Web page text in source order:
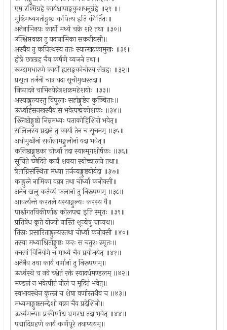
एष रश्मिग्रहे कार्यश्चापाङ्कुशधनुर्ग्रहे ॥२९ ॥।
मुष्टिमध्यगतोङ्गुष्ठः कपित्थ इति कीर्तितः॥
अनेनाभिनयः कार्यो मध्ये चक्रे शरे तथा ॥३०॥
उत्क्षिप्तवक्रा तु यदानामिका सकनीयसी॥
अस्यैव तु कपित्थस्य ततः स्यात्खटकामुखः ॥३१॥
होत्रे छत्रग्रह चैव कर्षणे व्यजने तथा॥
स्रग्दामधारणे कार्यो ह्यसङ्कोचोस्य संग्रहः ॥३२॥
प्रसृता तर्जनी चात्र यदा सूचीमुखस्तदा॥
निष्पादने चाभिनयेन्नेत्रशक्रमहेशयोः ॥३३॥
अस्याङ्गुल्यस्तु विपुलाः सहांङ्गुष्ठेन कुञ्चिताः॥
ऊर्ध्वाहंसनखस्यैव स भवेत्पद्मकोशकः ॥३४॥
श्लिष्टोङ्गुष्ठो निम्नमध्यः पताकोहिशिरो भवेत्॥
सलिलस्य प्रदाने तु कार्या तेन च सूचनम् ॥३५॥
अधोमुखीनां सर्वासामङ्गुलीनां यदा भवेत्॥
कनिष्ठाङ्गुष्ठका चोर्ध्वा तदा स्यान्मृगशीर्षकः ॥३६॥
सूचिते च्छेदिते कार्यं शक्या स्वोच्चालने तथा॥
त्रेताग्निसंस्थिता मध्या तर्जन्यङ्गुष्ठयोर्यदा ॥३७॥
काङ्गुले नामिका वक्रा तथा चोर्ध्वा कनीयसी॥
अनेन खलु कर्तव्यं फलानां तु निरूपणम् ॥३८॥
आवर्त्यन्ते करतले यस्याङ्गुल्यः करस्य वै॥
पार्श्वागतविकीर्णाश्च कोलपद्म इति स्मृतः ॥३९॥
प्रतिषेध कृते योज्यो नास्ति शून्येषु चाप्यथ॥
तिस्रः प्रसारिताङ्गुल्यस्तथा चोर्ध्वा कनीयसी ॥४०॥
तस्या मध्याश्रितोङ्गुष्ठः करः स चतुरः स्मृतः॥
वचसां विनियोगे च माध्ये चैव प्रयोजयेत् ॥४१॥
अनेनैव तथा कार्यं वर्णानां तु निरूपणम्॥
ऊर्ध्वस्थे च नवे च्श्वेतं रक्ते स्यादर्धमण्डलम् ॥४२॥
मण्डलं न भवेत्पीतं नीलं च मृदितं भवेत्॥
स्वभावस्थेन कृत्स्नं च शेषा वर्णास्तथैव च ॥४३॥
मध्यमाङ्गुष्ठसन्देशो वक्रा चैव प्रदेशिनी॥
ऊर्ध्वमन्याः प्रकीर्णाश्च भ्रमरश्च तदा भवेत् ॥४४॥
पद्मादिग्रहणे कार्यं कर्णपूरे तथाप्ययम्॥